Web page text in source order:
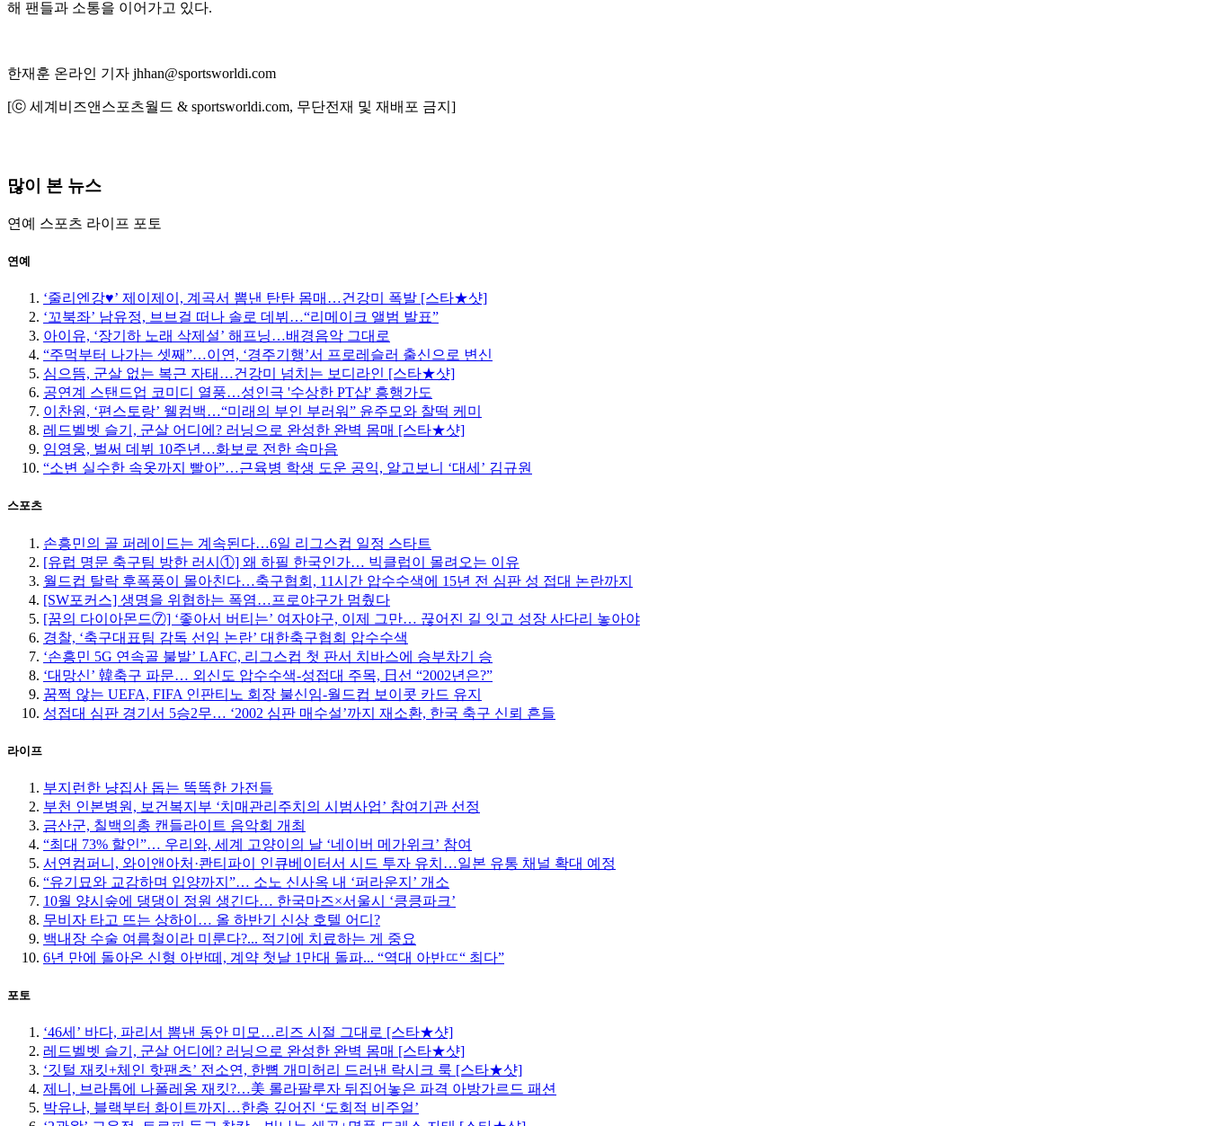
해 팬들과 소통을 이어가고 있다.
한재훈 온라인 기자 jhhan@sportsworldi.com
[ⓒ 세계비즈앤스포츠월드 & sportsworldi.com, 무단전재 및 재배포 금지]
많이 본 뉴스
연예 스포츠 라이프 포토
연예
‘줄리엔강♥’ 제이제이, 계곡서 뽐낸 탄탄 몸매…건강미 폭발 [스타★샷]
‘꼬북좌’ 남유정, 브브걸 떠나 솔로 데뷔…“리메이크 앨범 발표”
아이유, ‘장기하 노래 삭제설’ 해프닝…배경음악 그대로
“주먹부터 나가는 셋째”…이연, ‘경주기행’서 프로레슬러 출신으로 변신
심으뜸, 군살 없는 복근 자태…건강미 넘치는 보디라인 [스타★샷]
공연계 스탠드업 코미디 열풍…성인극 '수상한 PT샵' 흥행가도
이찬원, ‘편스토랑’ 웰컴백…“미래의 부인 부러워” 윤주모와 찰떡 케미
레드벨벳 슬기, 군살 어디에? 러닝으로 완성한 완벽 몸매 [스타★샷]
임영웅, 벌써 데뷔 10주년…화보로 전한 속마음
“소변 실수한 속옷까지 빨아”…근육병 학생 도운 공익, 알고보니 ‘대세’ 김규원
스포츠
손흥민의 골 퍼레이드는 계속된다…6일 리그스컵 일정 스타트
[유럽 명문 축구팀 방한 러시①] 왜 하필 한국인가… 빅클럽이 몰려오는 이유
월드컵 탈락 후폭풍이 몰아친다…축구협회, 11시간 압수수색에 15년 전 심판 성 접대 논란까지
[SW포커스] 생명을 위협하는 폭염…프로야구가 멈췄다
[꿈의 다이아몬드⑦] ‘좋아서 버티는’ 여자야구, 이제 그만… 끊어진 길 잇고 성장 사다리 놓아야
경찰, ‘축구대표팀 감독 선임 논란’ 대한축구협회 압수수색
‘손흥민 5G 연속골 불발’ LAFC, 리그스컵 첫 판서 치바스에 승부차기 승
‘대망신’ 韓축구 파문… 외신도 압수수색-성접대 주목, 日선 “2002년은?”
꿈쩍 않는 UEFA, FIFA 인판티노 회장 불신임-월드컵 보이콧 카드 유지
성접대 심판 경기서 5승2무… ‘2002 심판 매수설’까지 재소환, 한국 축구 신뢰 흔들
라이프
부지런한 냥집사 돕는 똑똑한 가전들
부천 인본병원, 보건복지부 ‘치매관리주치의 시범사업’ 참여기관 선정
금산군, 칠백의총 캔들라이트 음악회 개최
“최대 73% 할인”… 우리와, 세계 고양이의 날 ‘네이버 메가위크’ 참여
서연컴퍼니, 와이앤아처·콴티파이 인큐베이터서 시드 투자 유치…일본 유통 채널 확대 예정
“유기묘와 교감하며 입양까지”… 소노 신사옥 내 ‘퍼라운지’ 개소
10월 양시숲에 댕댕이 정원 생긴다… 한국마즈×서울시 ‘킁킁파크’
무비자 타고 뜨는 상하이… 올 하반기 신상 호텔 어디?
백내장 수술 여름철이라 미룬다?... 적기에 치료하는 게 중요
6년 만에 돌아온 신형 아반떼, 계약 첫날 1만대 돌파... “역대 아반ㄸ“ 최다”
포토
‘46세’ 바다, 파리서 뽐낸 동안 미모…리즈 시절 그대로 [스타★샷]
레드벨벳 슬기, 군살 어디에? 러닝으로 완성한 완벽 몸매 [스타★샷]
‘깃털 재킷+체인 핫팬츠’ 전소연, 한뼘 개미허리 드러낸 락시크 룩 [스타★샷]
제니, 브라톱에 나폴레옹 재킷?…美 롤라팔루자 뒤집어놓은 파격 아방가르드 패션
박유나, 블랙부터 화이트까지…한층 깊어진 ‘도회적 비주얼’